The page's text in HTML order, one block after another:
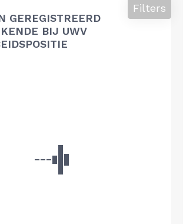
GEREGISTREERD
BIJ UWV
Filters